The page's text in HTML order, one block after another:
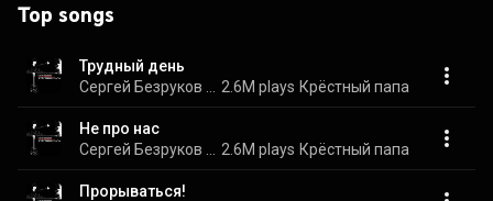
Top songs
Трудный день
2.6M plays Крёстный папа
Не про нас
2.6M plays Крёстный папа
Прорываться!